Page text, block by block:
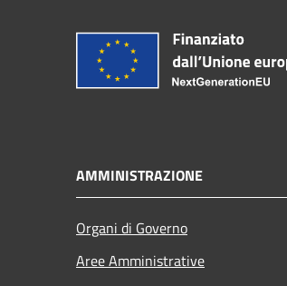
AMMINISTRAZIONE
Organi di Governo
Aree Amministrative